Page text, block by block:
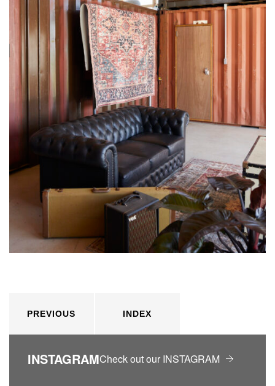
PREVIOUS INDEX
INSTAGRAMCheck out our INSTAGRAM